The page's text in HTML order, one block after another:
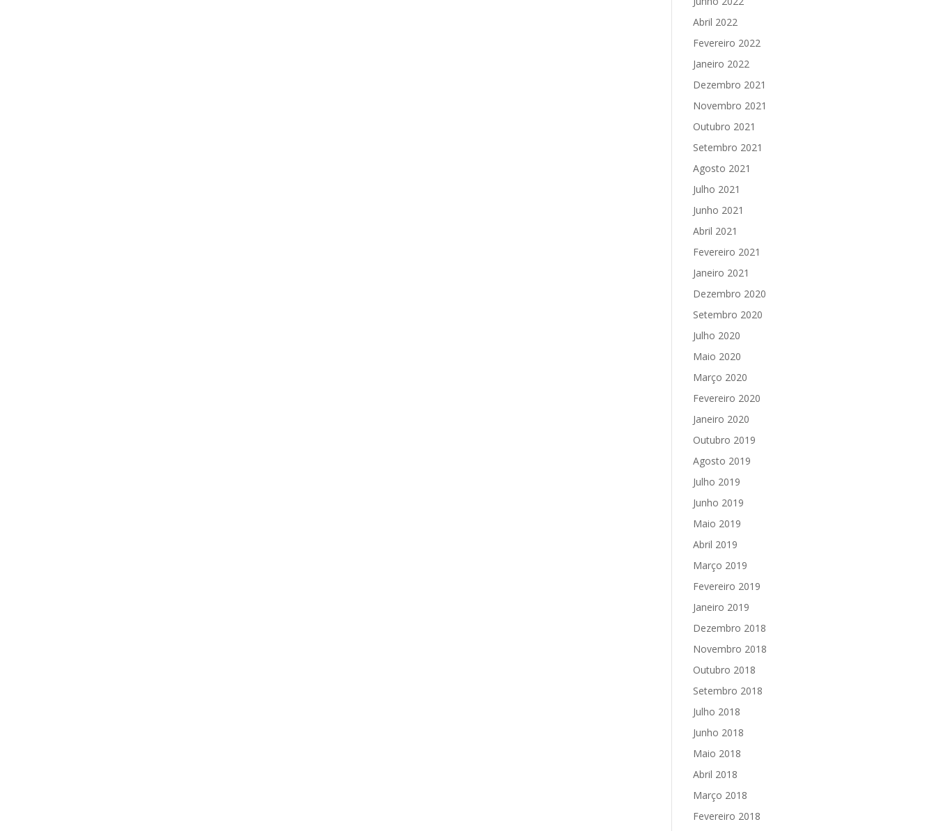
Abril 2022
Fevereiro 2022
Janeiro 2022
Dezembro 2021
Novembro 2021
Outubro 2021
Setembro 2021
Agosto 2021
Julho 2021
Junho 2021
Abril 2021
Fevereiro 2021
Janeiro 2021
Dezembro 2020
Setembro 2020
Julho 2020
Maio 2020
Março 2020
Fevereiro 2020
Janeiro 2020
Outubro 2019
Agosto 2019
Julho 2019
Junho 2019
Maio 2019
Abril 2019
Março 2019
Fevereiro 2019
Janeiro 2019
Dezembro 2018
Novembro 2018
Outubro 2018
Setembro 2018
Julho 2018
Junho 2018
Maio 2018
Abril 2018
Março 2018
Fevereiro 2018